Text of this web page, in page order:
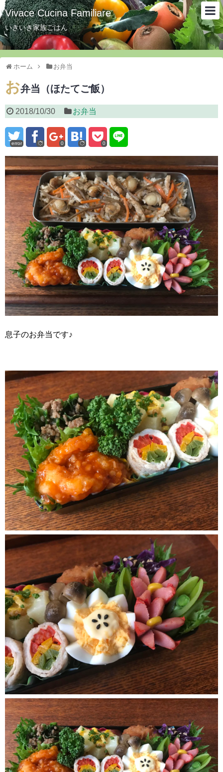
Vivace Cucina Familiare
いきいき家族ごはん
ホーム お弁当
お弁当（ほたてご飯）
2018/10/30 お弁当
error 0 0
息子のお弁当です♪